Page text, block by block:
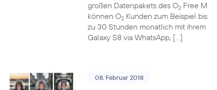
großen Datenpakets des O2Free M
können O2Kunden zum Beispiel bis
zu 30 Stunden monatlich mit ihrem
Galaxy S8 via WhatsApp, […]
08. Februar 2018